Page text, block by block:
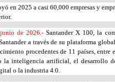
en 2025 a casi 60,000 empresas y
de 2026.- Santander X 100, la
a través de su plataforma
procedentes de 11 países,
la inteligencia artificial, el desarrollo
o la industria 4.0.